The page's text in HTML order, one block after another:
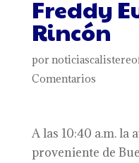
Freddy
Rincón
por
Comentarios
A las 10:40 a.m. la
proveniente de